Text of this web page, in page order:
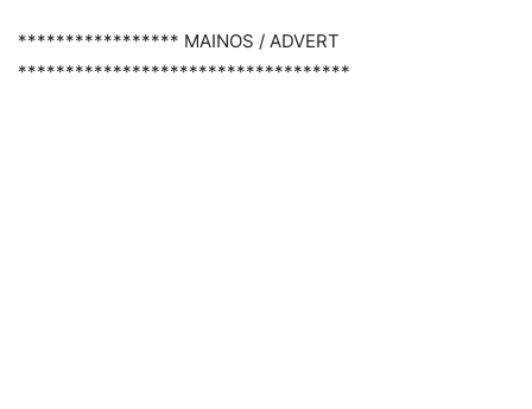
***************** MAINOS / ADVERT
***********************************